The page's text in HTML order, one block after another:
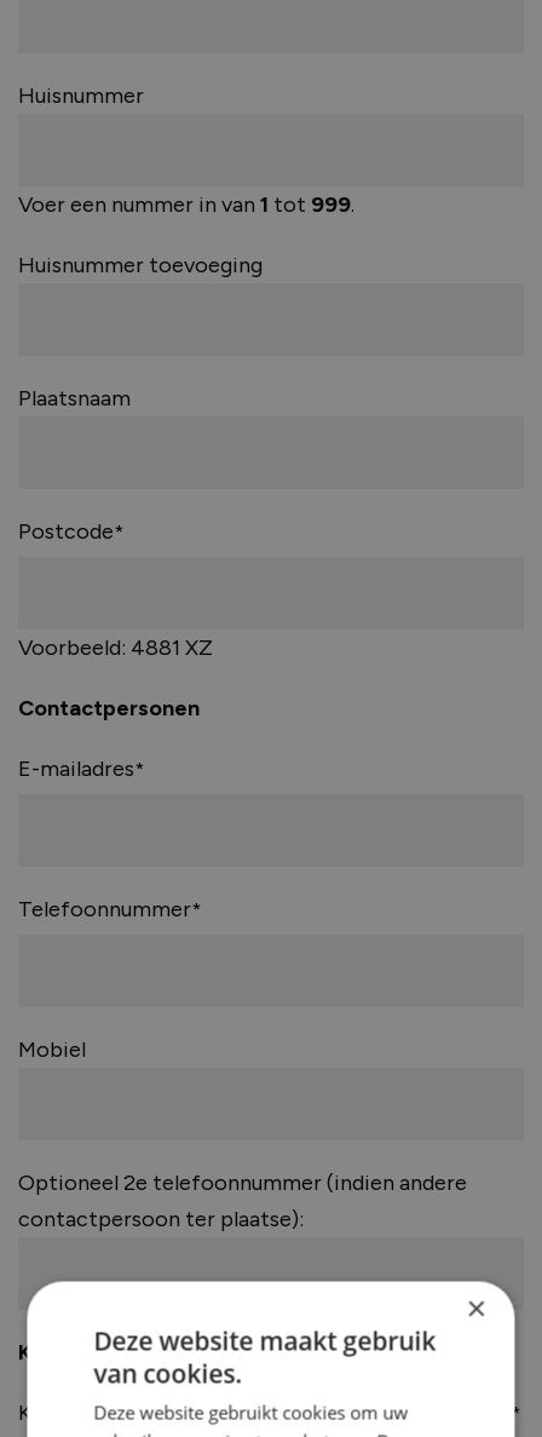
Huisnummer
Voer een nummer in van 1 tot 999.
Huisnummer toevoeging
Plaatsnaam
Postcode
Voorbeeld: 4881 XZ
Contactpersonen
E-mailadres
Telefoonnummer
Mobiel
Optioneel 2e telefoonnummer (indien andere
contactpersoon ter plaatse):
Klachtomschrijving & toelichting
Korte/specifieke omschrijving (max. 50 karakters)
×
Deze website maakt gebruik
van cookies.
Deze website gebruikt cookies om uw